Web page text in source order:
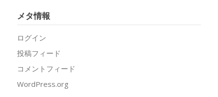
メタ情報
ログイン
投稿フィード
コメントフィード
WordPress.org